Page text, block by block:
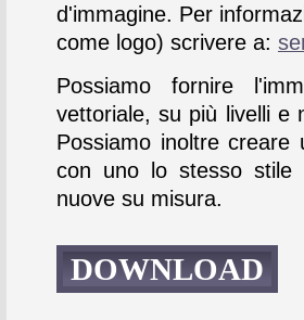
d'immagine. Per
come logo) scrivere a:
Possiamo fornire
vettoriale, su più livelli e
Possiamo inoltre
con uno lo stesso stile
nuove su misura.
DOWNLOAD